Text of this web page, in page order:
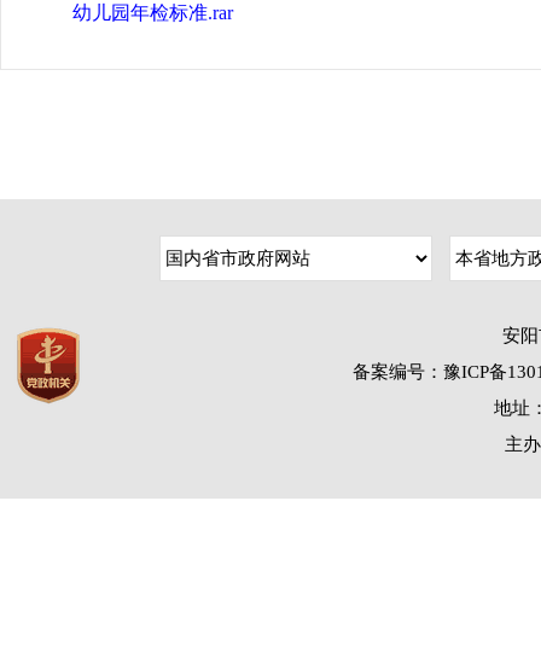
幼儿园年检标准.rar
安
备案编号：豫ICP备
地址
主